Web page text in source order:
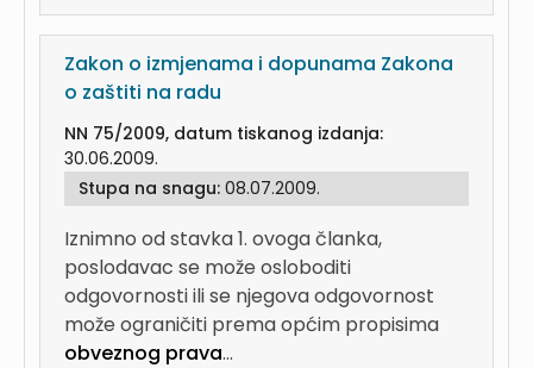
Zakon o izmjenama i dopunama Zakona
o zaštiti na radu
NN 75/2009, datum tiskanog izdanja:
30.06.2009.
Stupa na snagu: 08.07.2009.
Iznimno od stavka 1. ovoga članka,
poslodavac se može osloboditi
odgovornosti ili se njegova odgovornost
može ograničiti prema općim propisima
obveznog prava...